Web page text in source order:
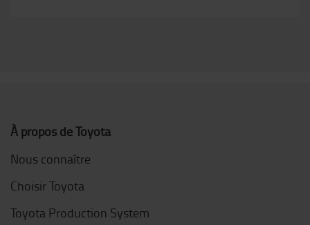
À propos de Toyota
Nous connaître
Choisir Toyota
Toyota Production System